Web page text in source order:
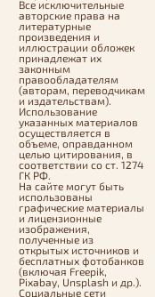
Все исключительные
авторские права на
литературные
произведения и
иллюстрации обложек
принадлежат их
законным
правообладателям
(авторам, переводчикам
и издательствам).
Использование
указанных материалов
осуществляется в
объеме, оправданном
целью цитирования, в
соответствии со ст. 1274
ГК РФ.
На сайте могут быть
использованы
графические материалы
и лицензионные
изображения,
полученные из
открытых источников и
бесплатных фотобанков
(включая Freepik,
Pixabay, Unsplash и др.).
Социальные сети